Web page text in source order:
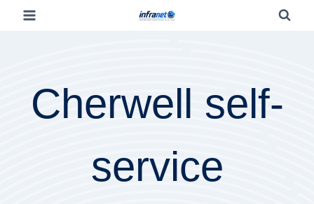
Cherwell self-
service